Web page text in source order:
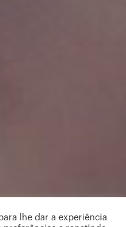
lhe dar a experiência